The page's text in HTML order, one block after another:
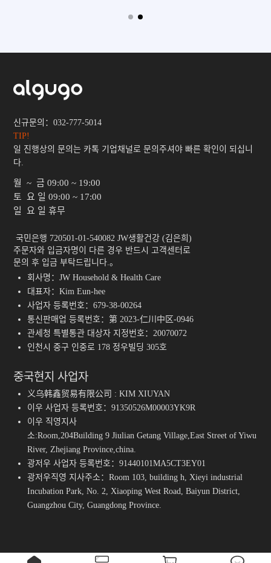
신규문의：032-777-5014
TIP!
일 진행상의 문의는 카톡 기업채널로 문의주셔야 빠른 확인이 되십니
다.
월 ~ 금 09:00 ~ 19:00
토 요 일 09:00 ~ 17:00
일 요 일 휴무
주문자와 입금자명이 다른 경우 반드시 고객센터로
문의 후 입금 부탁드립니다.。
회사명：JW Household & Health Care
대표자：Kim Eun-hee
사업자 등록번호：679-38-00264
통신판매업 등록번호：第 2023-仁川中区-0946
관세청 특별통관 대상자 지정번호：20070072
인천시 중구 인중로 178 정우빌딩 305호
중국현지 사업자
义乌韩鑫贸易有限公司 : KIM XIUYAN
이우 사업자 등록번호：91350526M00003YK9R
이우 직영지사
소:Room,204Building 9 Jiulian Getang Village,East Street of Yiwu
River, Zhejiang Province,china.
광저우 사업자 등록번호：91440101MA5CT3EY01
광저우직영 지사주소：Room 103, building h, Xieyi industrial
Incubation Park, No. 2, Xiaoping West Road, Baiyun District,
Guangzhou City, Guangdong Province.